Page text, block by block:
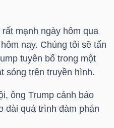
mạnh ngày hôm qua
nay. Chúng tôi sẽ tấn
tuyên bố trong một
sóng trên truyền hình.
ông Trump cảnh báo
dài quá trình đàm phán